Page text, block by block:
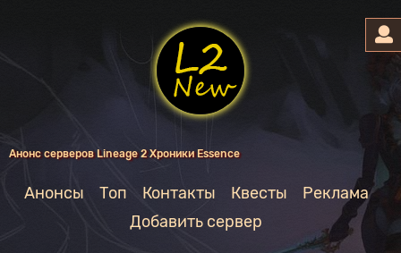
Анонс серверов Lineage 2 Хроники Essence
Анонсы Топ Контакты Квесты
Реклама
Добавить сервер